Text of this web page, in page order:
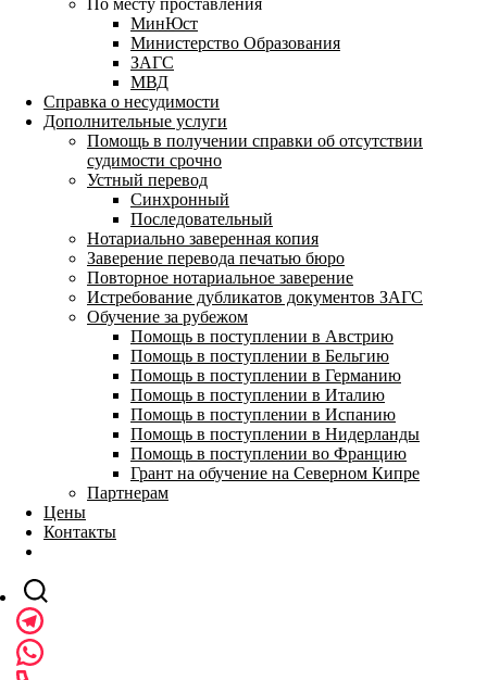
По месту проставления
МинЮст
Министерство Образования
ЗАГС
МВД
Справка о несудимости
Дополнительные услуги
Помощь в получении справки об отсутствии
судимости срочно
Устный перевод
Синхронный
Последовательный
Нотариально заверенная копия
Заверение перевода печатью бюро
Повторное нотариальное заверение
Истребование дубликатов документов ЗАГС
Обучение за рубежом
Помощь в поступлении в Австрию
Помощь в поступлении в Бельгию
Помощь в поступлении в Германию
Помощь в поступлении в Италию
Помощь в поступлении в Испанию
Помощь в поступлении в Нидерланды
Помощь в поступлении во Францию
Грант на обучение на Северном Кипре
Партнерам
Цены
Контакты